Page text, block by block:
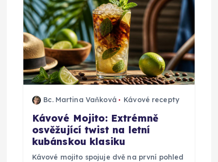
Bc. Martina Vaňková Kávové recepty
Kávové Mojito: Extrémně
osvěžující twist na letní
kubánskou klasiku
Kávové mojito spojuje dvě na první pohled